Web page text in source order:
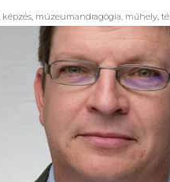
képzés, múzeumandragógia műhely,
Turizmus,
múzeumi
Interjú Havasi
Múzeum és
turizmus képzés
oktatójával, a
Múzeumok
vezetőjével